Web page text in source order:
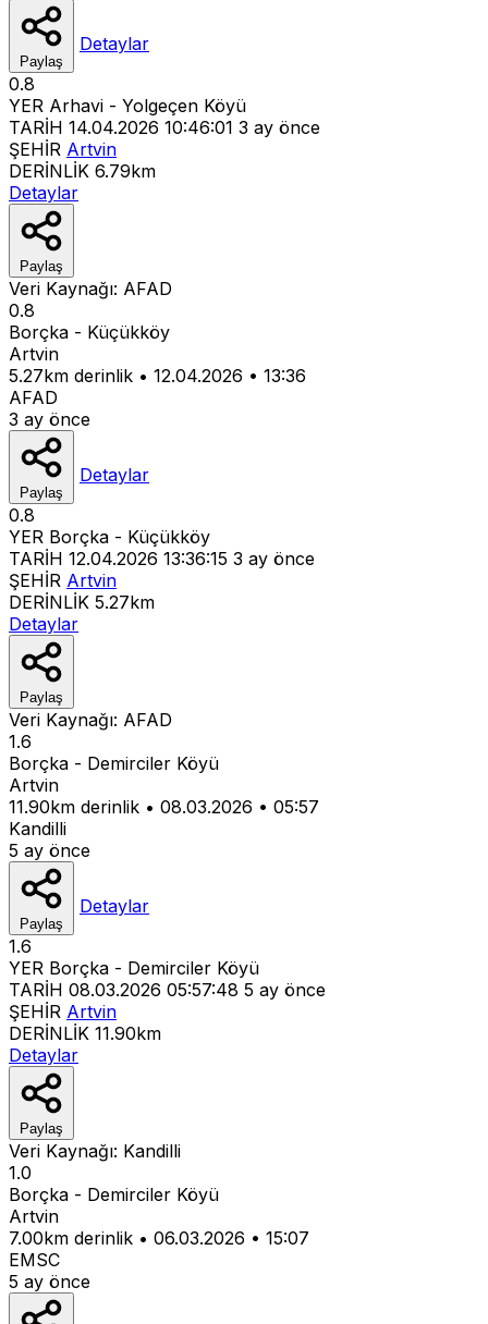
Paylaş
Detaylar
0.8
YER Arhavi - Yolgeçen Köyü
TARİH 14.04.2026 10:46:01 3 ay önce
ŞEHİR Artvin
DERİNLİK 6.79km
Detaylar
Paylaş
Veri Kaynağı: AFAD
0.8
Borçka - Küçükköy
Artvin
5.27km derinlik • 12.04.2026 • 13:36
AFAD
3 ay önce
Paylaş
Detaylar
0.8
YER Borçka - Küçükköy
TARİH 12.04.2026 13:36:15 3 ay önce
ŞEHİR Artvin
DERİNLİK 5.27km
Detaylar
Paylaş
Veri Kaynağı: AFAD
1.6
Borçka - Demirciler Köyü
Artvin
11.90km derinlik • 08.03.2026 • 05:57
Kandilli
5 ay önce
Paylaş
Detaylar
1.6
YER Borçka - Demirciler Köyü
TARİH 08.03.2026 05:57:48 5 ay önce
ŞEHİR Artvin
DERİNLİK 11.90km
Detaylar
Paylaş
Veri Kaynağı: Kandilli
1.0
Borçka - Demirciler Köyü
Artvin
7.00km derinlik • 06.03.2026 • 15:07
EMSC
5 ay önce